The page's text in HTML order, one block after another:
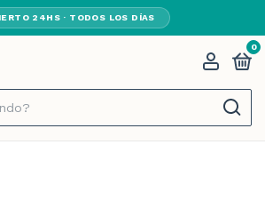
24HS · TODOS LOS DÍAS
0